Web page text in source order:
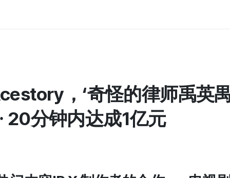
，‘奇怪的律师禹英
分钟内达成1亿元